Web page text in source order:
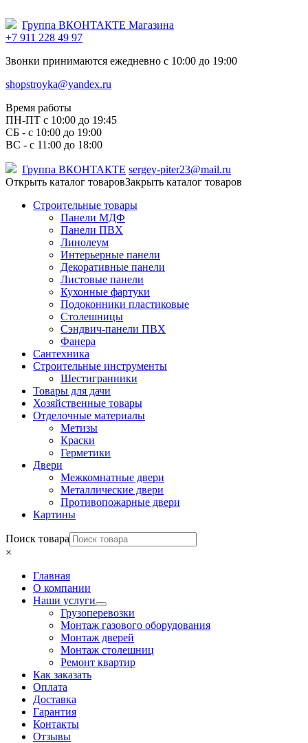
Группа ВКОНТАКТЕ Магазина
+7 911 228 49 97
Звонки принимаются ежедневно с 10:00 до 19:00
shopstroyka@yandex.ru
Время работы
ПН-ПТ c 10:00 до 19:45
СБ - с 10:00 до 19:00
ВС - с 11:00 до 18:00
Группа ВКОНТАКТЕ sergey-piter23@mail.ru
Открыть каталог товаровЗакрыть каталог товаров
Строительные товары
Панели МДФ
Панели ПВХ
Линолеум
Интерьерные панели
Декоративные панели
Листовые панели
Кухонные фартуки
Подоконники пластиковые
Столешницы
Сэндвич-панели ПВХ
Фанера
Сантехника
Строительные инструменты
Шестигранники
Товары для дачи
Хозяйственные товары
Отделочные материалы
Метизы
Краски
Герметики
Двери
Межкомнатные двери
Металлические двери
Противопожарные двери
Картины
Поиск товара
×
Главная
О компании
Наши услуги
Грузоперевозки
Монтаж газового оборудования
Монтаж дверей
Монтаж столешниц
Ремонт квартир
Как заказать
Оплата
Доставка
Гарантия
Контакты
Отзывы